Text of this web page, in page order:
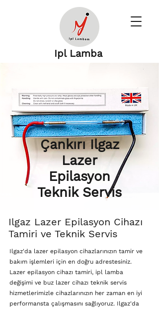
Ipl Lamba
Çankırı Ilgaz
Lazer
Epilasyon
Teknik Servis
Ilgaz Lazer Epilasyon Cihazı
Tamiri ve Teknik Servis
Ilgaz'da lazer epilasyon cihazlarınızın tamir ve
bakım işlemleri için en doğru adrestesiniz.
Lazer epilasyon cihazı tamiri, ipl lamba
değişimi ve buz lazer cihazı teknik servis
hizmetlerimizle cihazlarınızın her zaman en iyi
performansta çalışmasını sağlıyoruz. Ilgaz'da